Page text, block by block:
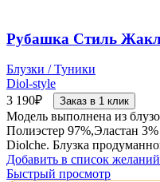
Рубашка Стиль
Блузки / Туники
Diol-style
3 190₽ Заказ в 1 клик
Модель выполнена из
Полиэстер 97%,Эластан
Diolche. Блузка
Добавить в список желаний
Быстрый просмотр